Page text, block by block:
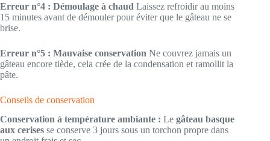
Erreur n°4 : Démoulage à chaud Laissez refroidir au moins
15 minutes avant de démouler pour éviter que le gâteau ne se
brise.
Erreur n°5 : Mauvaise conservation Ne couvrez jamais un
gâteau encore tiède, cela crée de la condensation et ramollit la
pâte.
Conseils de conservation
Conservation à température ambiante : Le gâteau basque
aux cerises se conserve 3 jours sous un torchon propre dans